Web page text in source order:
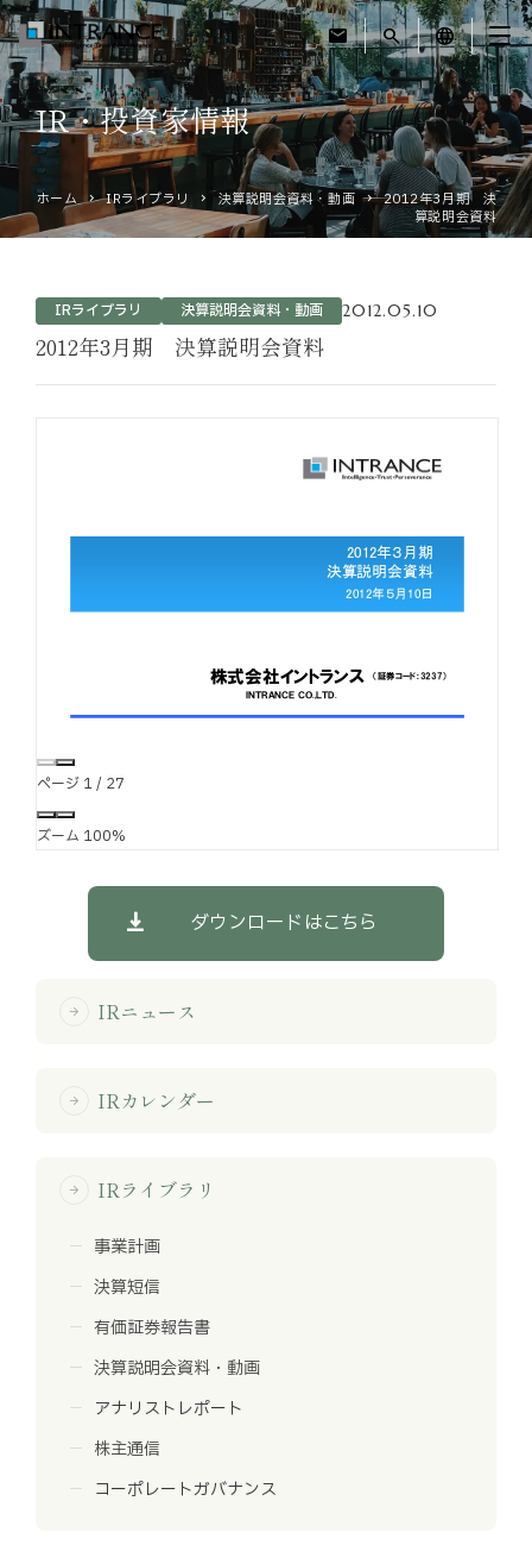
mail search language
トップ
企業情報
運営ホテル
お問い合わせ
免責事項サイトマップ
IR・投資家情報
ホーム IRライブラリ 決算説明会資料・動画
2012年3月期 決
算説明会資料
IRライブラリ 決算説明会資料・動画 2012.05.10
2012年3月期 決算説明会資料
ページ 1/ 27
ズーム 100%
ダウンロードはこちら
arrow_forward IRニュース
arrow_forward IRカレンダー
arrow_forward IRライブラリ
事業計画
決算短信
有価証券報告書
決算説明会資料・動画
アナリストレポート
株主通信
コーポレートガバナンス